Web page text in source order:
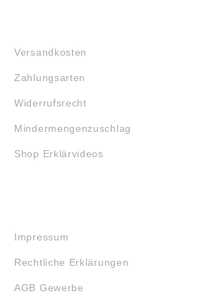
Versandkosten
Zahlungsarten
Widerrufsrecht
Mindermengenzuschlag
Shop Erklärvideos
Impressum
Rechtliche Erklärungen
AGB Gewerbe